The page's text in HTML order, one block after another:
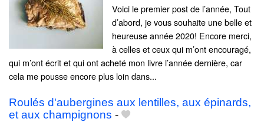
Voici le premier post de l’année, Tout
d’abord, je vous souhaite une belle et
heureuse année 2020! Encore merci,
à celles et ceux qui m’ont encouragé,
qui m’ont écrit et qui ont acheté mon livre l’année dernière, car
cela me pousse encore plus loin dans...
Roulés d'aubergines aux lentilles, aux épinards,
et aux champignons -